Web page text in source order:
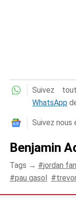
Suivez
WhatsApp
Suivez nous
Benjamin
Tags → jordan
pau gasol